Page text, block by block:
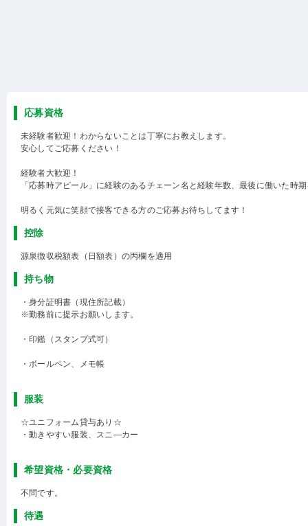
応募資格
未経験者歓迎！わからないことは丁寧にお教えします。
安心してご応募ください！
経験者大歓迎！
「応募時アピール」に経験のあるチェーン名と経験年数、最後に働いた時
明るく元気に笑顔で接客できる方のご応募お待ちしてます！
控除
源泉徴収税額表（日額表）の丙欄を適用
持ち物
・身分証明書（現住所記載）
※勤務前に提示お願いします。
・印鑑（スタンプ式可）
・ボールペン、メモ帳
服装
☆ユニフォーム貸与あり☆
・動きやすい服装、スニ―カー
希望資格・必要資格
不問です。
待遇